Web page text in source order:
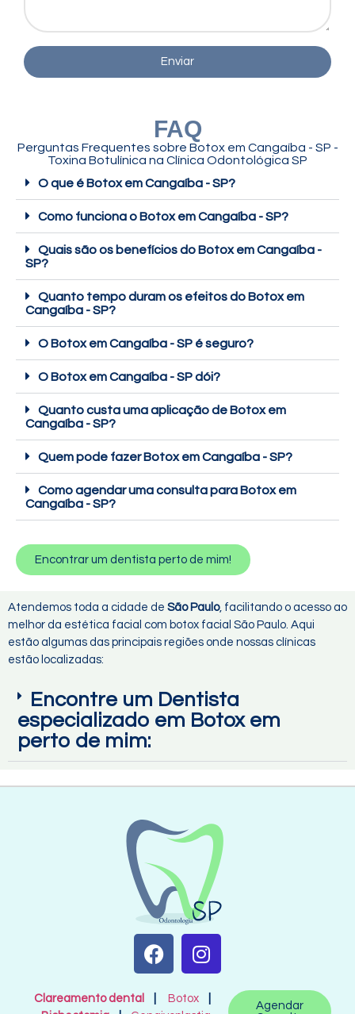
Enviar
FAQ
Perguntas Frequentes sobre Botox em Cangaíba - SP -
Toxina Botulínica na Clínica Odontológica SP
O que é Botox em Cangaíba - SP?
Como funciona o Botox em Cangaíba - SP?
Quais são os benefícios do Botox em Cangaíba -
SP?
Quanto tempo duram os efeitos do Botox em
Cangaíba - SP?
O Botox em Cangaíba - SP é seguro?
O Botox em Cangaíba - SP dói?
Quanto custa uma aplicação de Botox em
Cangaíba - SP?
Quem pode fazer Botox em Cangaíba - SP?
Como agendar uma consulta para Botox em
Cangaíba - SP?
Encontrar um dentista perto de mim!
Atendemos toda a cidade de São Paulo, facilitando o acesso ao
melhor da estética facial com botox facial São Paulo. Aqui
estão algumas das principais regiões onde nossas clínicas
estão localizadas:
Encontre um Dentista
especializado em Botox em
perto de mim:
Clareamento dental Botox
Agendar